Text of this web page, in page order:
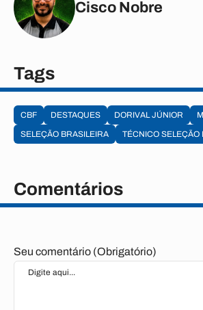
Cisco Nobre
Tags
CBF DESTAQUES DORIVAL JÚNIOR
SELEÇÃO BRASILEIRA
TÉCNICO SELEÇÃO
Comentários
Seu comentário (Obrigatório)